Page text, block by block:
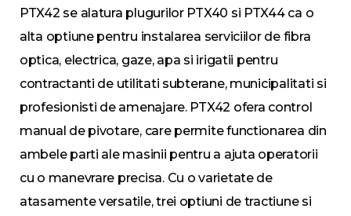
PTX42 se alatura plugurilor PTX40 si PTX44 ca o
alta optiune pentru instalarea serviciilor de fibra
optica, electrica, gaze, apa si irigatii pentru
contractanti de utilitati subterane, municipalitati si
profesionisti de amenajare. PTX42 ofera control
manual de pivotare, care permite functionarea din
ambele parti ale masinii pentru a ajuta operatorii
cu o manevrare precisa. Cu o varietate de
atasamente versatile, trei optiuni de tractiune si